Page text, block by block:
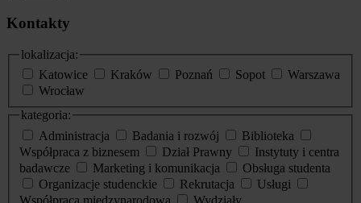
Kontakty
lokalizacja:
Katowice
Kraków Poznań Sopot
Warszawa
Wrocław
kategoria:
Administracja
Badania i rozwój
Biblioteka
Współpraca z biznesem
Dział Prawny
Instytuty i centra
badawcze
Marketing i komunikacja
Obsługa studenta
Organizacje studenckie
Rekrutacja
Usługi
Współpraca międzynarodowa
Wydziały